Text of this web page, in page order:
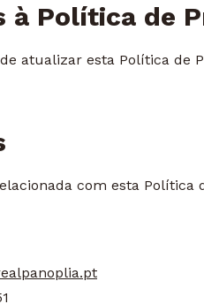
à Política de
atualizar esta Política de
com esta Política